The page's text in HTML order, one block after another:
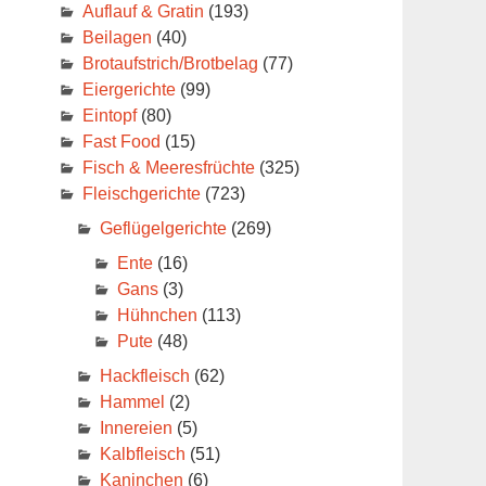
Auflauf & Gratin (193)
Beilagen (40)
Brotaufstrich/Brotbelag (77)
Eiergerichte(99)
Eintopf(80)
Fast Food (15)
Fisch & Meeresfrüchte(325)
Fleischgerichte(723)
Geflügelgerichte(269)
Ente(16)
Gans(3)
Hühnchen (113)
Pute(48)
Hackfleisch (62)
Hammel (2)
Innereien (5)
Kalbfleisch (51)
Kaninchen (6)